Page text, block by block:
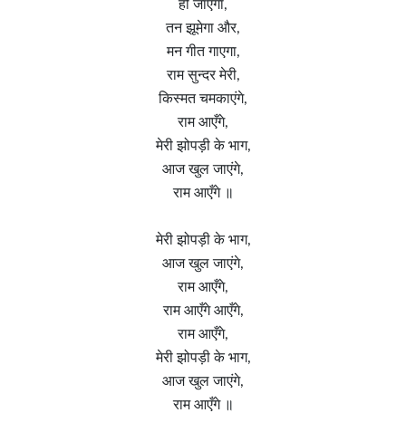
हो जाएगा,
तन झूमेगा और,
मन गीत गाएगा,
राम सुन्दर मेरी,
किस्मत चमकाएंगे,
राम आएँगे,
मेरी झोपड़ी के भाग,
आज खुल जाएंगे,
राम आएँगे ॥
मेरी झोपड़ी के भाग,
आज खुल जाएंगे,
राम आएँगे,
राम आएँगे आएँगे,
राम आएँगे,
मेरी झोपड़ी के भाग,
आज खुल जाएंगे,
राम आएँगे ॥